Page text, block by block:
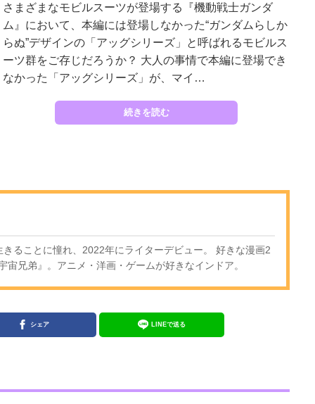
さまざまなモビルスーツが登場する『機動戦士ガンダ
ム』において、本編には登場しなかった“ガンダムらしか
らぬ”デザインの「アッグシリーズ」と呼ばれるモビルス
ーツ群をご存じだろうか？ 大人の事情で本編に登場でき
なかった「アッグシリーズ」が、マイ…
続きを読む
ることに憧れ、2022年にライターデビュー。 好きな漫画2
宙兄弟』。アニメ・洋画・ゲームが好きなインドア。
シェア LINEで送る